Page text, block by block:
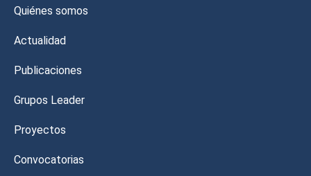
Quiénes somos
Actualidad
Publicaciones
Grupos Leader
Proyectos
Convocatorias